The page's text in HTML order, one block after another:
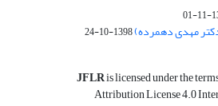
مهدی دهمرده)1398-10-24
JFLRis licensed under the
Attribution License 4.0